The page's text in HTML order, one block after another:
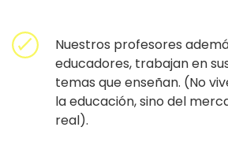
Nuestros profesores
educadores, trabajan en
temas que enseñan. (No
la educación, sino del
real).